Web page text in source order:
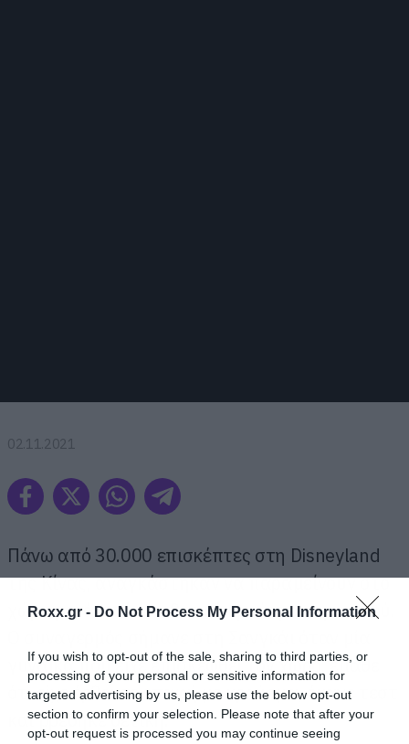
Roxx.gr - Do Not Process My Personal Information
If you wish to opt-out of the sale, sharing to third parties, or
processing of your personal or sensitive information for
targeted advertising by us, please use the below opt-out
section to confirm your selection. Please note that after your
opt-out request is processed you may continue seeing
02.11.2021
Πάνω από 30.000 επισκέπτες στη Disneyland
της Κίνας, αναγκάστηκαν να παραμείνουν στο
χώρο μετά από ένα θετικό κρούσμα κορωνοϊού.
γυναίκα που είχε επισκεφθεί τον χώρο, έμαθε
ότι είχε έρθει σε επαφή με κρούσμα, έκανε τεστ
και βρέθηκε θετική.